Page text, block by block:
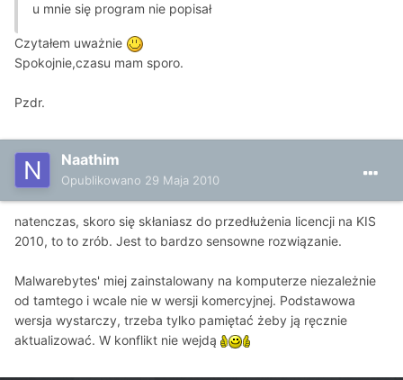
u mnie się program nie popisał
Czytałem uważnie
Spokojnie,czasu mam sporo.
Pzdr.
Naathim
Opublikowano 29 Maja 2010
natenczas, skoro się skłaniasz do przedłużenia licencji na KIS
2010, to to zrób. Jest to bardzo sensowne rozwiązanie.
Malwarebytes' miej zainstalowany na komputerze niezależnie
od tamtego i wcale nie w wersji komercyjnej. Podstawowa
wersja wystarczy, trzeba tylko pamiętać żeby ją ręcznie
aktualizować. W konflikt nie wejdą